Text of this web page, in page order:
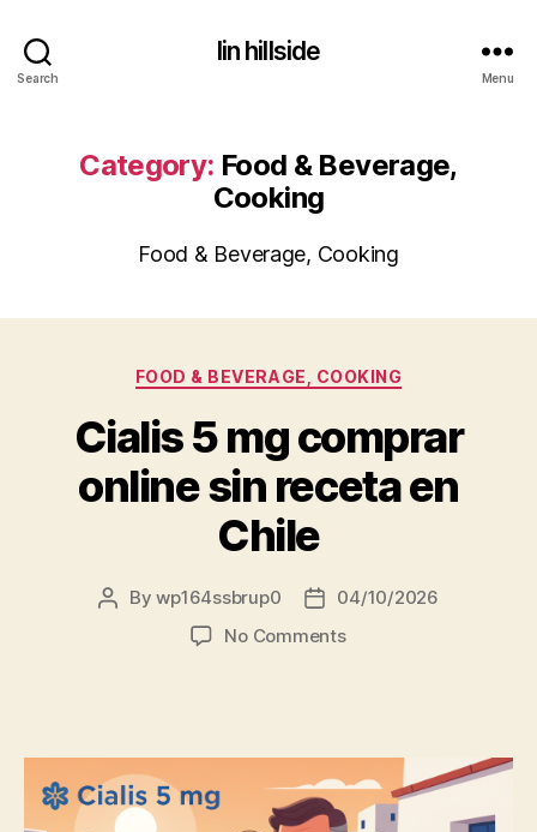
Search
lin hillside
Menu
Category: Food & Beverage,
Cooking
Food & Beverage, Cooking
Categories
FOOD & BEVERAGE, COOKING
Cialis 5 mg comprar
online sin receta en
Chile
PostBywp164ssbrup0
Post04/10/2026
No Commentson
sin
receta